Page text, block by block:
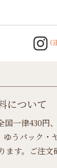
について
国一律430円
ゆうパック・
ます。ご注文